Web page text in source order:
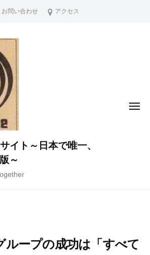
お問い合わせ アクセス
イト～日本で唯一、
～
メ
ループの成功は「すべて